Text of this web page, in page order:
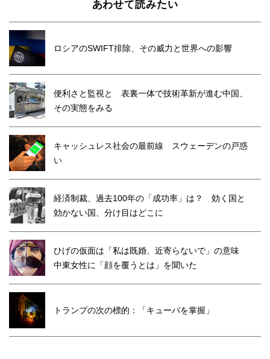
あわせて読みたい
ロシアのSWIFT排除、その威力と世界への影響
便利さと監視と 表裏一体で技術革新が進む中国、
その実態をみる
キャッシュレス社会の最前線 スウェーデンの戸惑
い
経済制裁、過去100年の「成功率」は？ 効く国と
効かない国、分け目はどこに
ひげの仮面は「私は既婚、近寄らないで」の意味
中東女性に「顔を覆うとは」を聞いた
トランプの次の標的：「キューバを掌握」